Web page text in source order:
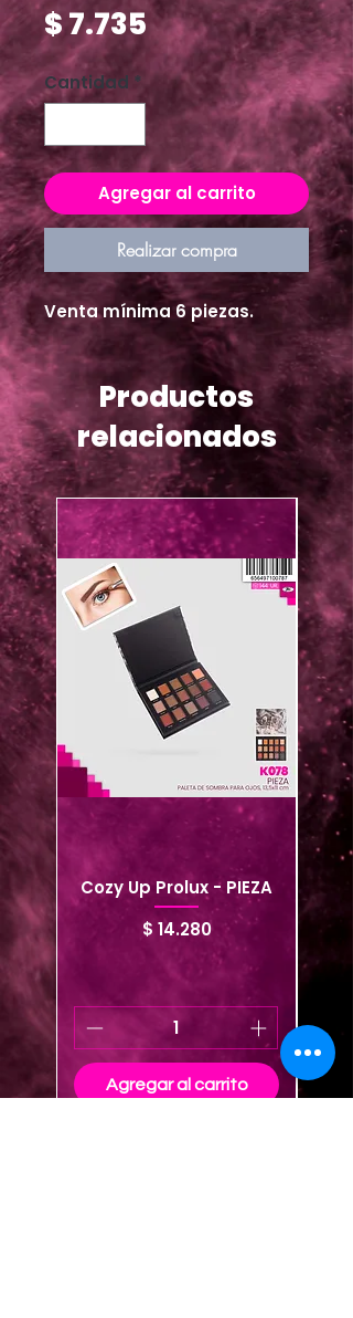
$ 7.735Precio
Cantidad *
Agregar al carrito
Realizar compra
Venta mínima 6 piezas.
Productos
relacionados
Cozy Up Prolux - PIEZA
Precio
$ 14.280
Agregar al carrito